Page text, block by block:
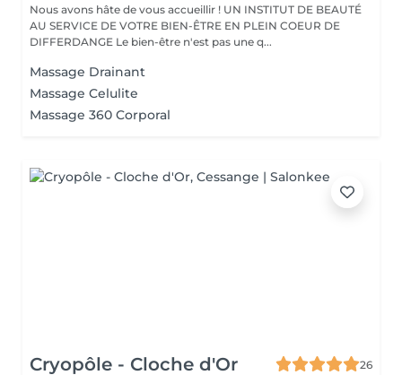
Nous avons hâte de vous accueillir ! UN INSTITUT DE BEAUTÉ
AU SERVICE DE VOTRE BIEN-ÊTRE EN PLEIN COEUR DE
DIFFERDANGE Le bien-être n'est pas une q...
Massage Drainant
Massage Celulite
Massage 360 Corporal
Cryopôle - Cloche d'Or
26